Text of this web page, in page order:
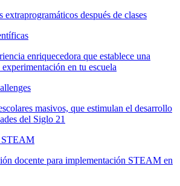
extraprogramáticos después de clases
enriquecedora que establece una
en tu escuela
masivos, que estimulan el desarrollo
del Siglo 21
docente para implementación STEAM en